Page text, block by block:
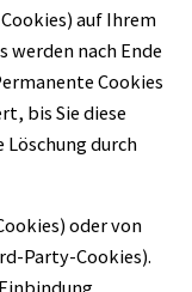
auf Ihrem
werden nach Ende
Cookies
bis Sie diese
durch
oder von
Party-Cookies).